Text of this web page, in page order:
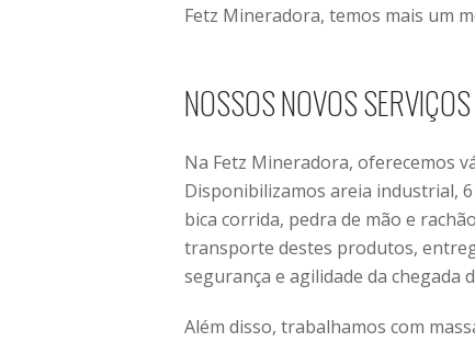
Fetz Mineradora, temos mais um
NOSSOS NOVOS SERVIÇOS
Na Fetz Mineradora, oferecemos
Disponibilizamos areia industrial,
bica corrida, pedra de mão e
transporte destes produtos,
segurança e agilidade da chegada
Além disso, trabalhamos com